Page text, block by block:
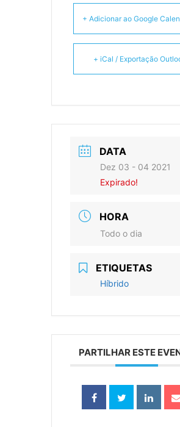
+ Adicionar ao Google
+ iCal / Exportação
DATA
Dez 03 - 04 2021
Expirado!
HORA
Todo o dia
ETIQUETAS
Híbrido
PARTILHAR ESTE